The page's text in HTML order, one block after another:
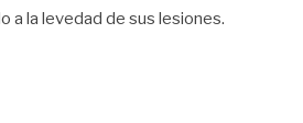
a la levedad de sus lesiones.